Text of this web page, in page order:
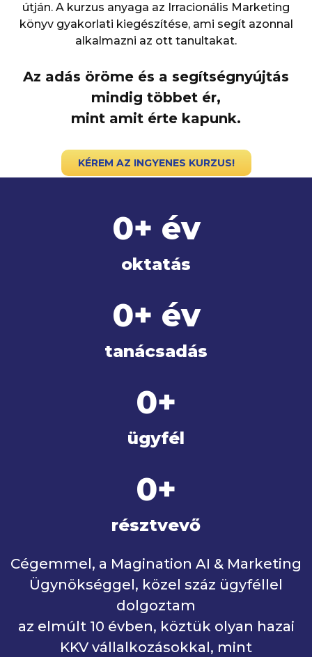
útján. A kurzus anyaga az Irracionális Marketing
könyv gyakorlati kiegészítése, ami segít azonnal
alkalmazni az ott tanultakat.
Az adás öröme és a segítségnyújtás
mindig többet ér,
mint amit érte kapunk.
KÉREM AZ INGYENES KURZUS!
oktatás
0+ év
tanácsadás
0+ év
ügyfél
0+
résztvevő
0+
Cégemmel, a Magination AI & Marketing
Ügynökséggel, közel száz ügyféllel
dolgoztam
az elmúlt 10 évben, köztük olyan hazai
KKV vállalkozásokkal, mint